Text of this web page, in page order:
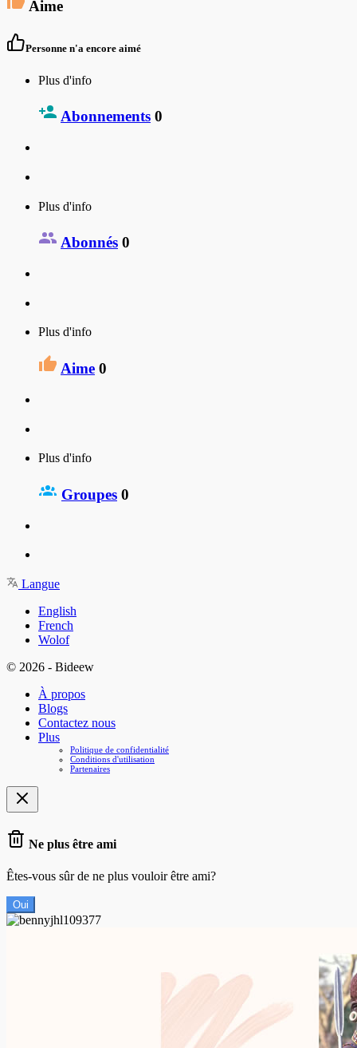
Aime
Personne n'a encore aimé
Plus d'info
Abonnements 0
Plus d'info
Abonnés 0
Plus d'info
Aime 0
Plus d'info
Groupes 0
Langue
English
French
Wolof
© 2026 - Bideew
À propos
Blogs
Contactez nous
Plus
Politique de confidentialité
Conditions d'utilisation
Partenaires
Ne plus être ami
Êtes-vous sûr de ne plus vouloir être ami?
Oui